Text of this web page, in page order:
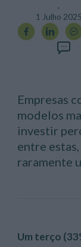
,
1 Julho 2025
Empresas
modelos
investir
entre
raramente
Um terço